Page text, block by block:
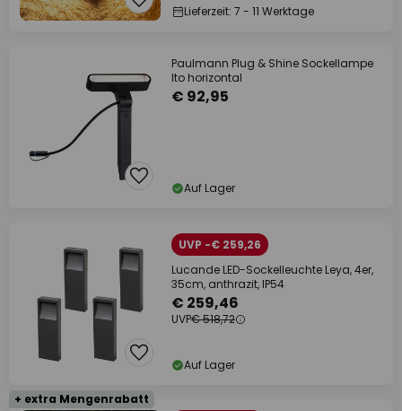
Lieferzeit: 7 - 11 Werktage
Paulmann Plug & Shine Sockellampe
Ito horizontal
€ 92,95
Auf Lager
UVP -€ 259,26
Lucande LED-Sockelleuchte Leya, 4er,
35cm, anthrazit, IP54
€ 259,46
UVP€ 518,72
Auf Lager
+ extra Mengenrabatt